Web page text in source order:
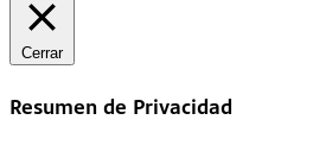
Cerrar
Resumen de Privacidad